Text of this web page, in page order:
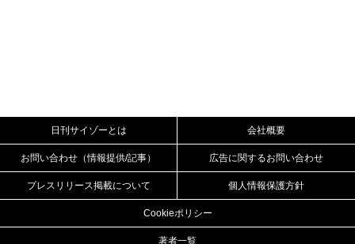
日刊サイゾーとは 会社概要
お問い合わせ（情報提供/記事） 広告に関するお問い合わせ
プレスリリース掲載について 個人情報保護方針
Cookieポリシー
著者一覧